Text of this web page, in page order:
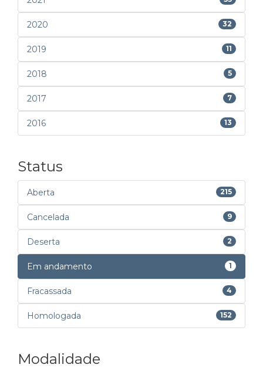
2020 32
2019 11
2018 5
2017 7
2016 13
Status
Aberta 215
Cancelada 9
Deserta 2
Em andamento 1
Fracassada 4
Homologada 152
Modalidade